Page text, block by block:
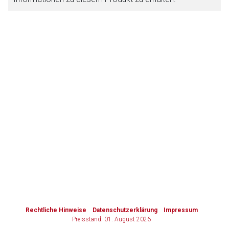
Rechtliche Hinweise Datenschutzerklärung
Impressum
Preisstand: 01. August 2026